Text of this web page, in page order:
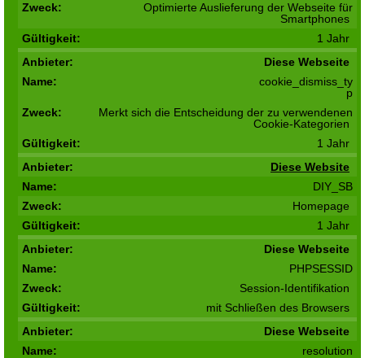
Optimierte Auslieferung der Webseite für
Smartphones
1 Jahr
Diese Webseite
cookie_dismiss_ty
p
Merkt sich die Entscheidung der zu verwendenen
Cookie-Kategorien
1 Jahr
Diese Website
DIY_SB
Homepage
1 Jahr
Diese Webseite
PHPSESSID
Session-Identifikation
mit Schließen des Browsers
Diese Webseite
resolution